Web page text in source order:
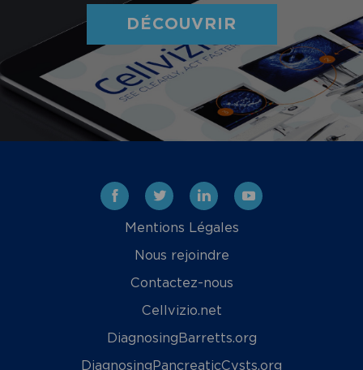
DÉCOUVRIR
FacebookTwitter LinkedinYoutube
Mentions Légales
Nous rejoindre
Contactez-nous
Cellvizio.net
DiagnosingBarretts.org
DiagnosingPancreaticCysts.org